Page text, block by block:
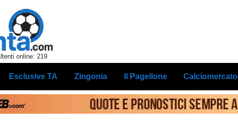
online: 219
Esclusive TA Zingonia Il Pagellone Calciomercato